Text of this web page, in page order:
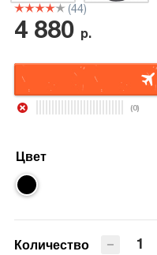
(44)
4 880 р.
(0)
Цвет
Количество −